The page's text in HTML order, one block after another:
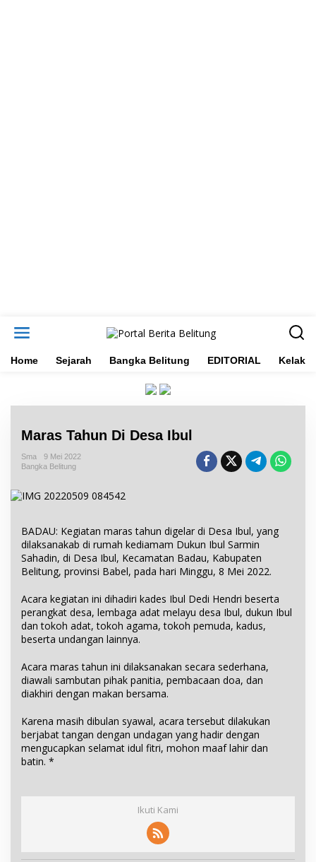
Home Sejarah Bangka Belitung EDITORIAL Kelakar
Maras Tahun Di Desa Ibul
Sma
9 Mei 2022
Bangka Belitung
BADAU: Kegiatan maras tahun digelar di Desa Ibul, yang
dilaksanakab di rumah kediamam Dukun Ibul Sarmin
Sahadin, di Desa Ibul, Kecamatan Badau, Kabupaten
Belitung, provinsi Babel, pada hari Minggu, 8 Mei 2022.
Acara kegiatan ini dihadiri kades Ibul Dedi Hendri beserta
perangkat desa, lembaga adat melayu desa Ibul, dukun Ibul
dan tokoh adat, tokoh agama, tokoh pemuda, kadus,
beserta undangan lainnya.
Acara maras tahun ini dilaksanakan secara sederhana,
diawali sambutan pihak panitia, pembacaan doa, dan
diakhiri dengan makan bersama.
Karena masih dibulan syawal, acara tersebut dilakukan
berjabat tangan dengan undagan yang hadir dengan
mengucapkan selamat idul fitri, mohon maaf lahir dan
batin. *
Ikuti Kami